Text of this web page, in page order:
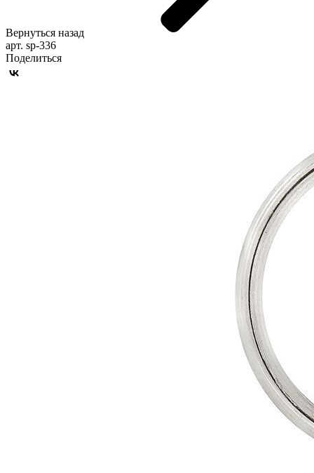
Вернуться назад
арт. sp-336
Поделиться